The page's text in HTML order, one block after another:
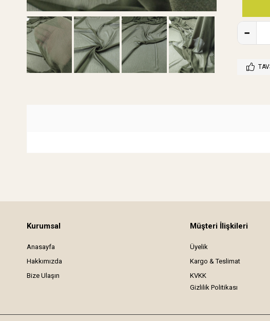
Kurumsal
Anasayfa
Hakkımızda
Bize Ulaşın
Müşteri İlişkileri
Üyelik
Kargo & Teslimat
KVKK
Gizlilik Politikası